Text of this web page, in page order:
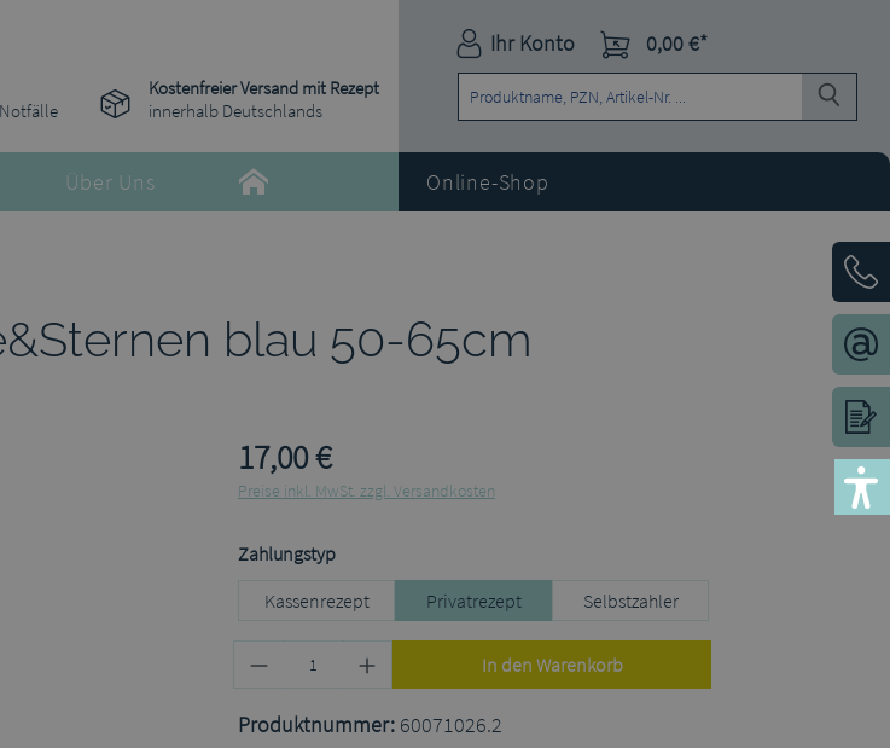
Kostenfreier Versand mit Rezept
innerhalb Deutschlands
Ihr Konto 0,00 €*
Über Uns Online-Shop
blau 50-65cm
17,00 €
Preise inkl. MwSt. zzgl. Versandkosten
Zahlungstypauswählen
Kassenrezept
Privatrezept Selbstzahler
Produkt Anzahl: Gib den gewünschten
In den Warenkorb
Produktnummer: 60071026.2